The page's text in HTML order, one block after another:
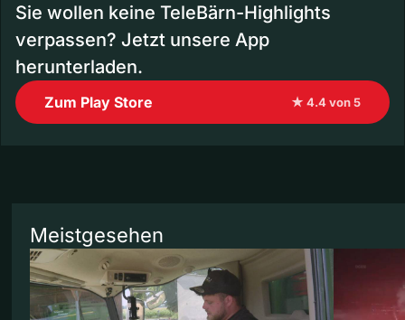
Sie wollen keine TeleBärn-Highlights
verpassen? Jetzt unsere App
herunterladen.
Zum Play Store ★ 4.4 von 5
Meistgesehen